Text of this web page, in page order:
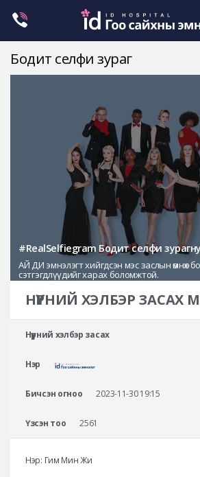
Ботокс , филлер
Галбиржуулах
Let Me In
Эмнэлгийн танилцуулга
Аюулгүй гоо сайхны мэс засал
Лавлах
Real Selfie Review
Бодит селфи зураг
#RealSelfiegram Бодит селфи
АЙ ДИ эмнэлэгт хийгдсэн мэс заслын өмнөх
сэтгэгдлүүдийг харах боломжтой.
НҮҮРНИЙ ХЭЛБЭР ЗАСАХ
Нүүрний хэлбэр засах
Нэр
Бичсэн огноо 2023-11-30 19:15
Үзсэн тоо 2561
Нэр: Гим Мин Жи